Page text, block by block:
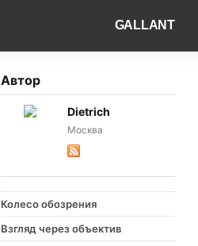
GALLANT
Автор
Dietrich
Москва
Колесо обозрения
Взгляд через объектив